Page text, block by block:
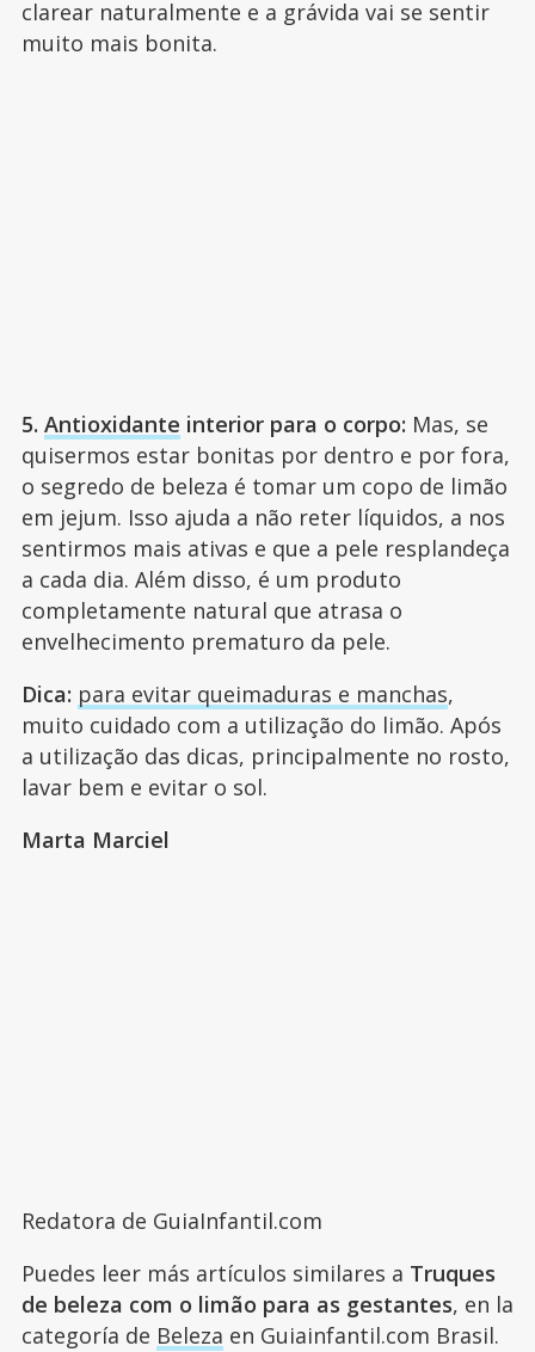
clarear naturalmente e a grávida vai se sentir
muito mais bonita.
5. Antioxidante interior para o corpo: Mas, se
quisermos estar bonitas por dentro e por fora,
o segredo de beleza é tomar um copo de limão
em jejum. Isso ajuda a não reter líquidos, a nos
sentirmos mais ativas e que a pele resplandeça
a cada dia. Além disso, é um produto
completamente natural que atrasa o
envelhecimento prematuro da pele.
Dica: para evitar queimaduras e manchas,
muito cuidado com a utilização do limão. Após
a utilização das dicas, principalmente no rosto,
lavar bem e evitar o sol.
Marta Marciel
Redatora de GuiaInfantil.com
Puedes leer más artículos similares a Truques
de beleza com o limão para as gestantes, en la
categoría de Beleza en Guiainfantil.com Brasil.